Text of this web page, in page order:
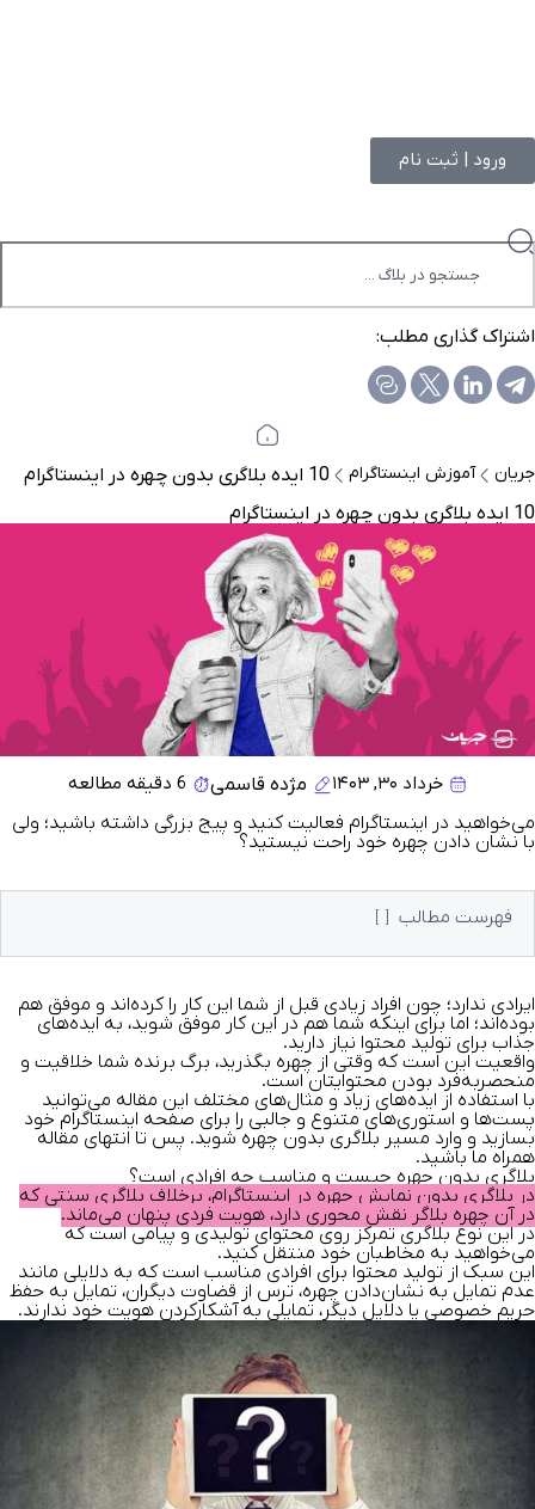
ورود | ثبت نام
اشتراک گذاری مطلب:
جریان آموزش اینستاگرام
10 ایده بلاگری بدون چهره در اینستاگرام
10 ایده بلاگری بدون چهره در اینستاگرام
خرداد ۳۰, ۱۴۰۳ مژده قاسمی
6 دقیقه مطالعه
می‌خواهید در اینستاگرام فعالیت کنید و پیج بزرگی داشته باشید؛ ولی
با نشان دادن چهره خود راحت نیستید؟
فهرست مطالب
ایرادی ندارد؛ چون افراد زیادی قبل از شما این کار را کرده‌اند و موفق هم
بوده‌اند؛ اما برای اینکه شما هم در این کار موفق شوید، به ایده‌های
جذاب برای تولید محتوا نیاز دارید.
واقعیت این است که وقتی از چهره بگذرید، برگ برنده شما خلاقیت و
منحصربه‌فرد بودن محتوایتان است.
با استفاده از ایده‌های زیاد و مثال‌های مختلف این مقاله می‌توانید
پست‌ها و استوری‌های متنوع و جالبی را برای صفحه اینستاگرام خود
بسازید و وارد مسیر بلاگری بدون چهره شوید. پس تا انتهای مقاله
همراه ما باشید.
بلاگری بدون چهره چیست و مناسب چه افرادی است؟
در بلاگری بدون نمایش چهره در اینستاگرام، برخلاف بلاگری سنتی که
در آن چهره بلاگر نقش محوری دارد، هویت فردی پنهان می‌ماند.
در این نوع بلاگری تمرکز رویمحتوای تولیدی و پیامی است که
می‌خواهید به مخاطبان خود منتقل کنید.
این سبک از تولید محتوا برای افرادی مناسب است که به دلایلی مانند
عدم تمایل به نشان‌دادن چهره، ترس از قضاوت دیگران، تمایل به حفظ
حریم خصوصی یا دلایل دیگر، تمایلی به آشکارکردن هویت خود ندارند.